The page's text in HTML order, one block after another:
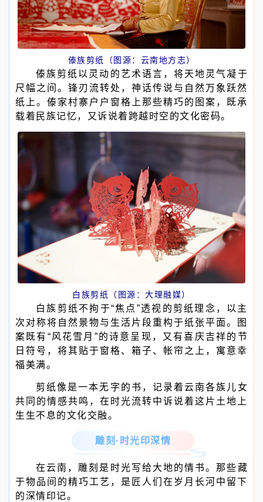
傣族剪纸（图源：云南地方志）
傣族剪纸以灵动的艺术语言，将天地灵气凝于
尺幅之间。锋刃流转处，神话传说与自然万象跃然
纸上。傣家村寨户户窗格上那些精巧的图案，既承
载着民族记忆，又诉说着跨越时空的文化密码。
白族剪纸（图源：大理融媒）
白族剪纸不拘于“焦点”透视的剪纸理念，以主
次对称将自然景物与生活片段重构于纸张平面。图
案既有“风花雪月”的诗意呈现，又有喜庆吉祥的节
日符号，将其贴于窗格、箱子、帐帘之上，寓意幸
福美满。
剪纸像是一本无字的书，记录着云南各族儿女
共同的情感共鸣，在时光流转中诉说着这片土地上
生生不息的文化交融。
雕刻·时光印深情
在云南，雕刻是时光写给大地的情书。那些藏
于物品间的精巧工艺，是匠人们在岁月长河中留下
的深情印记。